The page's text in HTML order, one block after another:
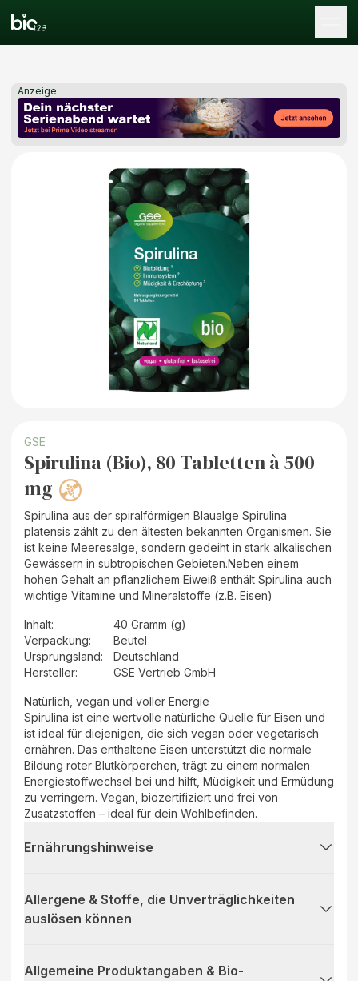
Anzeige
GSE
Spirulina (Bio), 80 Tabletten à 500
mg
Spirulina aus der spiralförmigen Blaualge Spirulina
platensis zählt zu den ältesten bekannten Organismen. Sie
ist keine Meeresalge, sondern gedeiht in stark alkalischen
Gewässern in subtropischen Gebieten.Neben einem
hohen Gehalt an pflanzlichem Eiweiß enthält Spirulina auch
wichtige Vitamine und Mineralstoffe (z.B. Eisen)
Inhalt:
40 Gramm (g)
Verpackung:
Beutel
Ursprungsland:
Deutschland
Hersteller: GSE Vertrieb GmbH
Natürlich, vegan und voller Energie
Spirulina ist eine wertvolle natürliche Quelle für Eisen und
ist ideal für diejenigen, die sich vegan oder vegetarisch
ernähren. Das enthaltene Eisen unterstützt die normale
Bildung roter Blutkörperchen, trägt zu einem normalen
Energiestoffwechsel bei und hilft, Müdigkeit und Ermüdung
zu verringern. Vegan, biozertifiziert und frei von
Zusatzstoffen – ideal für dein Wohlbefinden.
Ernährungshinweise
Allergene & Stoffe, die Unverträglichkeiten
auslösen können
Allgemeine Produktangaben & Bio-